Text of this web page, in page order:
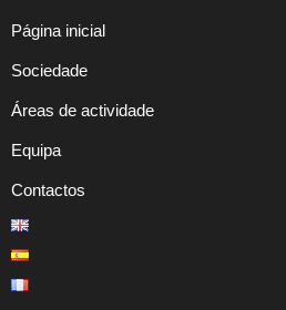
Página inicial
Sociedade
Áreas de actividade
Equipa
Contactos